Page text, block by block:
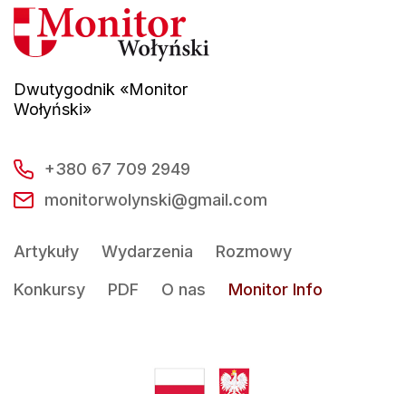
Dwutygodnik «Monitor
Wołyński»
+380 67 709 2949
monitorwolynski@gmail.com
Artykuły Wydarzenia
Rozmowy
Konkursy
PDF O nas Monitor Info